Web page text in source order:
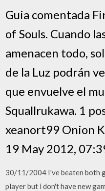
Guia comentada
of Souls. Cuando
amenacen todo,
de la Luz podrán
que envuelve el
Squallrukawa. 1
xeanort99 Onion
19 May 2012,
30/11/2004 I've beaten both
player but i don't have new